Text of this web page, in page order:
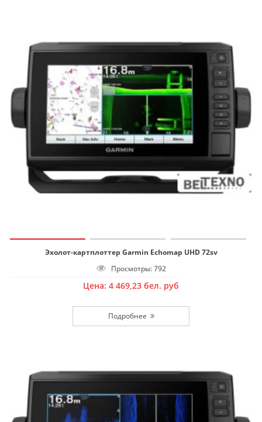
Эхолот-картплоттер Garmin Echomap UHD 72sv
Просмотры: 792
Цена: 4 469,23 бел. руб